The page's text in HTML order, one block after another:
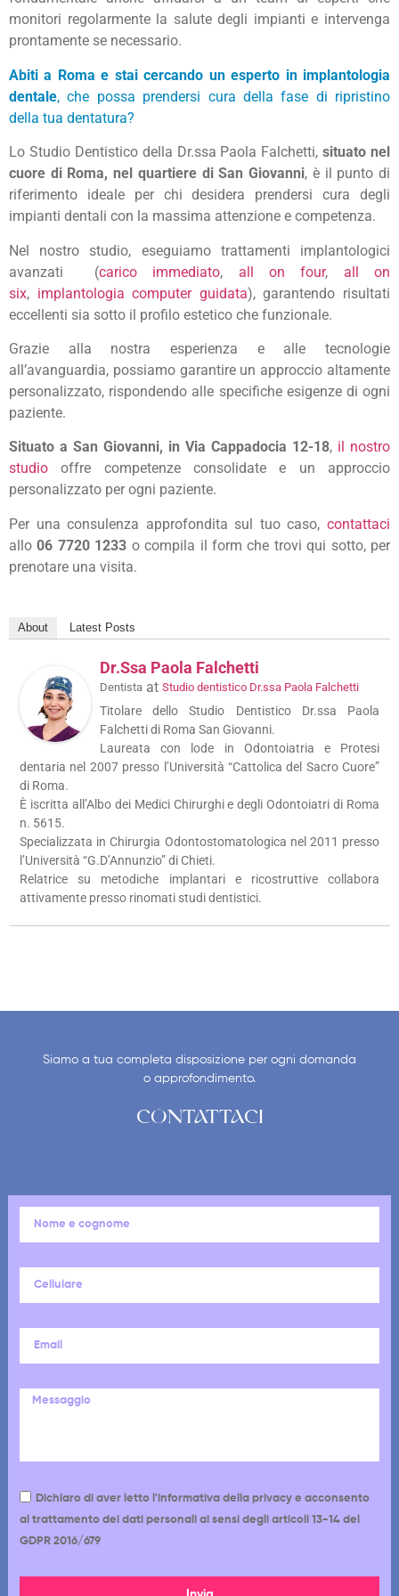
monitori regolarmente la salute degli impianti e intervenga
prontamente se necessario.
Abiti a Roma e stai cercando unesperto in implantologia
dentale, che possa prendersi cura della fase di ripristino
della tua dentatura?
Lo Studio Dentistico della Dr.ssa Paola Falchetti,situato nel
cuore di Roma, nel quartiere di San Giovanni, è il punto di
riferimento ideale per chi desidera prendersi cura degli
impianti dentali con la massima attenzione e competenza.
Nel nostro studio, eseguiamo trattamenti implantologici
avanzati (carico immediato, all on four, all on
six, implantologia computer guidata), garantendo risultati
eccellenti sia sotto il profilo estetico che funzionale.
Grazie alla nostra esperienza e alle tecnologie
all’avanguardia, possiamo garantire un approccio altamente
personalizzato, rispondendo alle specifiche esigenze di ogni
paziente.
Situato a San Giovanni, in Via Cappadocia 12-18, il nostro
studio offre competenze consolidate e un approccio
personalizzato per ogni paziente.
Per una consulenza approfondita sul tuo caso, contattaci
allo06 7720 1233 o compila il form che trovi qui sotto, per
prenotare una visita.
About Latest Posts
Dr.ssa Paola Falchetti
Dentista at Studio dentistico Dr.ssa Paola Falchetti
Titolare dello Studio Dentistico Dr.ssa Paola
Falchetti di Roma San Giovanni.
Laureata con lode in Odontoiatria e Protesi
dentaria nel 2007 presso l’Università “Cattolica del Sacro Cuore”
di Roma.
È iscritta all’Albo dei Medici Chirurghi e degli Odontoiatri di Roma
n. 5615.
Specializzata in Chirurgia Odontostomatologica nel 2011 presso
l’Università “G.D’Annunzio” di Chieti.
Relatrice su metodiche implantari e ricostruttive collabora
attivamente presso rinomati studi dentistici.
Siamo a tua completa disposizione per ogni domanda
o approfondimento.
CONTATTACI
Dichiaro di aver letto l'informativa della privacy e acconsento
al trattamento dei dati personali ai sensi degli articoli 13-14 del
GDPR 2016/679